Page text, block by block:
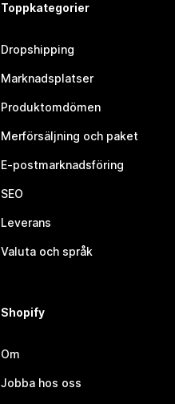
Toppkategorier
Dropshipping
Marknadsplatser
Produktomdömen
Merförsäljning och paket
E-postmarknadsföring
SEO
Leverans
Valuta och språk
Shopify
Om
Jobba hos oss